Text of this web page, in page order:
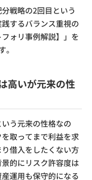
戦略の2回目という
するバランス重視の
ォリ事例解説】」を
高いが元来の性
う元来の性格なの
取ってまで利益を求
借入をしたくない方
的にリスク許容度は
運用も保守的になる